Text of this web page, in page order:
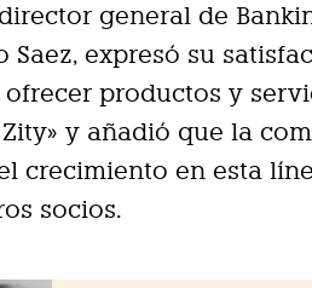
general de
Saez, expresó su
productos y
y añadió que la
crecimiento en esta
socios.